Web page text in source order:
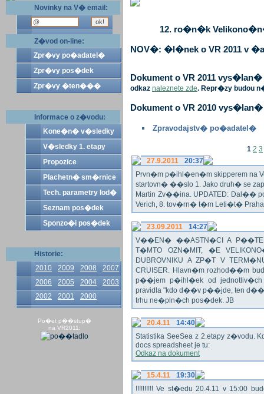
Novinky na V� email:
Z�vod on-line:
Zpr�vy po�adatel�
Zpr�vy pos�dek
Zpr�vy �ten���
Informace o z�vodu:
Kone�n� v�sledky
V�sledky 1. etapy
Propozice
Plachetn� sm�rnice
Tech. parametry lod�
Seznam pos�dek
Sponzo�i pos�dek
Historie:
2010
2009 2008
2007
2006
2005 2004
2003
2002
2001 2000
Po�et p��stup�
na VR2011:
12. ro�n�k
NOV�: �l�nek o VR 2011 v
Dokument o VR 2011
odkaz naleznete zde. Repr�zy budou
Dokument o VR 2010
Zpravodajstv� po�adatel�
1 2 3
27.9.2011
20:37
Prvn�m p�ihl�en�m skipperem na
startovn� ��slo 1. Jako druh� se
Martin Zv��ina. UPDATED: Dal��
Verich, 8. tov�rn� t�m Leti�t� Praha
23.09.2011
14:27
V��EN� ��ASTN�CI A
T�MTO OZN�MIT, �E
DUBROVNIKU A ZP�T V
CRUISER. Hlavn�m rozhod��m
p��jem p�ihl�ek od
pravidla "kdo d��v p��jde, ten
trhu ne�pln�ch pos�dek. JB
20.4.11
14:40
Statistika SeeSea z 2.etapy z�vodu.
docs spreadsheet je tu:
Odkaz na dokument
15.4.11
19:30
!!!!!!!!!! Ve st�edu 20.4.11 v 15:00